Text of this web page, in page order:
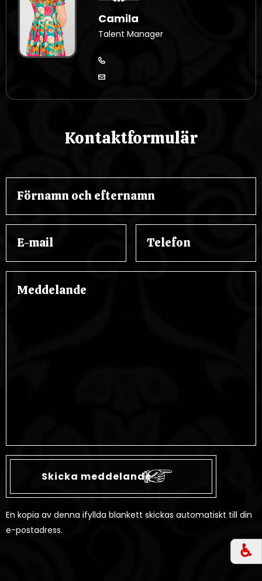
♿︎
Camila
Talent Manager
Kontaktformulär
En kopia av denna ifyllda blankett skickas automatiskt till din
e-postadress.